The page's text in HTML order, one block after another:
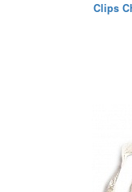
Clips